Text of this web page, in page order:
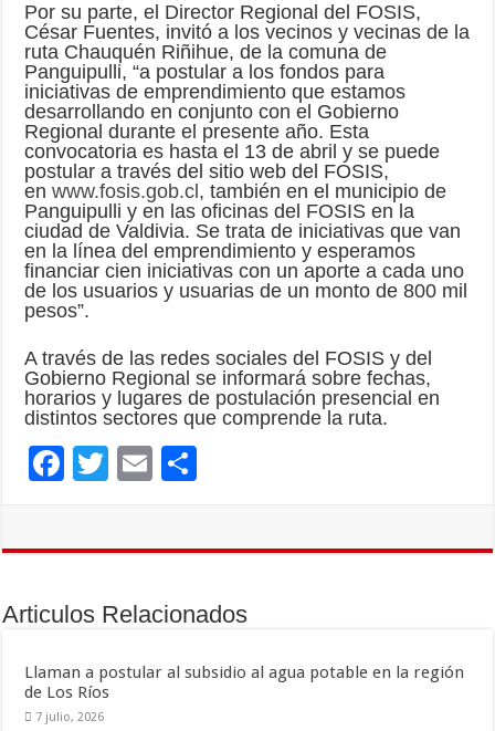
Por su parte, el Director Regional del FOSIS,
César Fuentes, invitó a los vecinos y vecinas de la
ruta Chauquén Riñihue, de la comuna de
Panguipulli, “a postular a los fondos para
iniciativas de emprendimiento que estamos
desarrollando en conjunto con el Gobierno
Regional durante el presente año. Esta
convocatoria es hasta el 13 de abril y se puede
postular a través del sitio web del FOSIS,
enwww.fosis.gob.cl , también en el municipio de
Panguipulli y en las oficinas del FOSIS en la
ciudad de Valdivia. Se trata de iniciativas que van
en la línea del emprendimiento y esperamos
financiar cien iniciativas con un aporte a cada uno
de los usuarios y usuarias de un monto de 800 mil
pesos”.
A través de las redes sociales del FOSIS y del
Gobierno Regional se informará sobre fechas,
horarios y lugares de postulación presencial en
distintos sectores que comprende la ruta.
F
o
k
T
E
ar
r
Articulos Relacionados
Llaman a postular al subsidio al agua potable en la región
de Los Ríos
7 julio, 2026